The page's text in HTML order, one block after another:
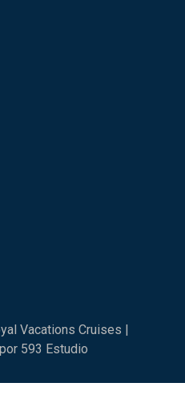
Vacations Cruises |
593 Estudio